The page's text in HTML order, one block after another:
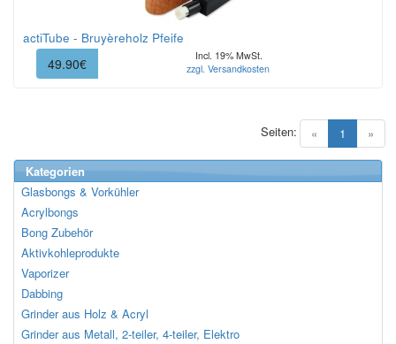
actiTube - Bruyèreholz Pfeife
49.90€
Incl. 19% MwSt.
zzgl. Versandkosten
« 1 (current)
»
Seiten:
Kategorien
Glasbongs & Vorkühler
Acrylbongs
Bong Zubehör
Aktivkohleprodukte
Vaporizer
Dabbing
Grinder aus Holz & Acryl
Grinder aus Metall, 2-teiler, 4-teiler, Elektro